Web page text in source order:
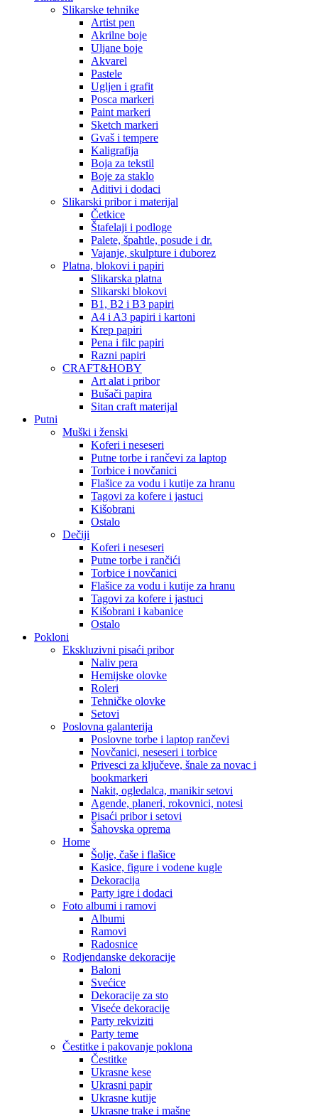
Slikarske tehnike
Artist pen
Akrilne boje
Uljane boje
Akvarel
Pastele
Ugljen i grafit
Posca markeri
Paint markeri
Sketch markeri
Gvaš i tempere
Kaligrafija
Boja za tekstil
Boje za staklo
Aditivi i dodaci
Slikarski pribor i materijal
Četkice
Štafelaji i podloge
Palete, špahtle, posude i dr.
Vajanje, skulpture i duborez
Platna, blokovi i papiri
Slikarska platna
Slikarski blokovi
B1, B2 i B3 papiri
A4 i A3 papiri i kartoni
Krep papiri
Pena i filc papiri
Razni papiri
CRAFT&HOBY
Art alat i pribor
Bušači papira
Sitan craft materijal
Putni
Muški i ženski
Koferi i neseseri
Putne torbe i rančevi za laptop
Torbice i novčanici
Flašice za vodu i kutije za hranu
Tagovi za kofere i jastuci
Kišobrani
Ostalo
Dečiji
Koferi i neseseri
Putne torbe i rančići
Torbice i novčanici
Flašice za vodu i kutije za hranu
Tagovi za kofere i jastuci
Kišobrani i kabanice
Ostalo
Pokloni
Ekskluzivni pisaći pribor
Naliv pera
Hemijske olovke
Roleri
Tehničke olovke
Setovi
Poslovna galanterija
Poslovne torbe i laptop rančevi
Novčanici, neseseri i torbice
Privesci za ključeve, šnale za novac i
bookmarkeri
Nakit, ogledalca, manikir setovi
Agende, planeri, rokovnici, notesi
Pisaći pribor i setovi
Šahovska oprema
Home
Šolje, čaše i flašice
Kasice, figure i vodene kugle
Dekoracija
Party igre i dodaci
Foto albumi i ramovi
Albumi
Ramovi
Radosnice
Rodjendanske dekoracije
Baloni
Svećice
Dekoracije za sto
Viseće dekoracije
Party rekviziti
Party teme
Čestitke i pakovanje poklona
Čestitke
Ukrasne kese
Ukrasni papir
Ukrasne kutije
Ukrasne trake i mašne